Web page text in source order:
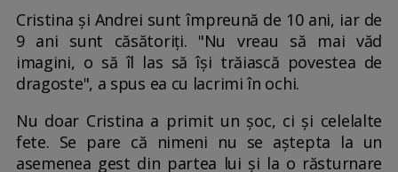
Cristina și Andrei sunt împreună de 10 ani, iar de
9 ani sunt căsătoriți. "Nu vreau să mai văd
imagini, o să îl las să își trăiască povestea de
dragoste", a spus ea cu lacrimi în ochi.
Nu doar Cristina a primit un șoc, ci și celelalte
fete. Se pare că nimeni nu se aștepta la un
asemenea gest din partea lui și la o răsturnare